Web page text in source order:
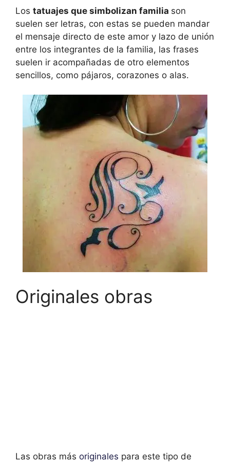
Los tatuajes que simbolizan familia son
suelen ser letras, con estas se pueden mandar
el mensaje directo de este amor y lazo de unión
entre los integrantes de la familia, las frases
suelen ir acompañadas de otro elementos
sencillos, como pájaros, corazones o alas.
Originales obras
Las obras más originales para este tipo de